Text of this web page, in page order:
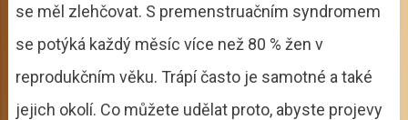
se měl zlehčovat. S premenstruačním syndromem
se potýká každý měsíc více než 80 % žen v
reprodukčním věku. Trápí často je samotné a také
jejich okolí. Co můžete udělat proto, abyste projevy